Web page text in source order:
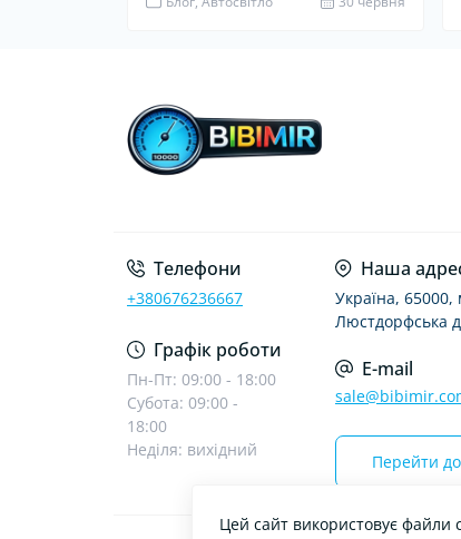
Телефони
+380676236667
Графік роботи
Пн-Пт: 09:00 - 18:00
Субота: 09:00 -
18:00
Неділя: вихідний
Наша
Україна,
Люстдорфська
E-mail
Перейти до
Цей сайт використовує файли